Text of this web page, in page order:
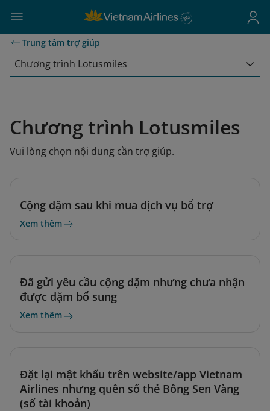
Trung tâm trợ giúp
Chương trình Lotusmiles
Chương trình Lotusmiles
Vui lòng chọn nội dung cần trợ giúp.
Cộng dặm sau khi mua dịch vụ bổ trợ
Xem thêm
Đã gửi yêu cầu cộng dặm nhưng chưa nhận
được dặm bổ sung
Xem thêm
Đặt lại mật khẩu trên website/app Vietnam
Airlines nhưng quên số thẻ Bông Sen Vàng
(số tài khoản)